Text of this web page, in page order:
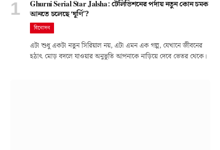
Ghurni Serial Star Jalsha: টেলিভিশনের পর্দায় নতুন কোন চমক
আনতে চলেছে ‘ঘূর্ণি’?
বিনোদন
এটা শুধু একটা নতুন সিরিয়াল নয়, এটা এমন এক গল্প, যেখানে জীবনের
হঠাৎ মোড় বদলে যাওয়ার অনুভূতি আপনাকে নাড়িয়ে দেবে ভেতর থেকে।